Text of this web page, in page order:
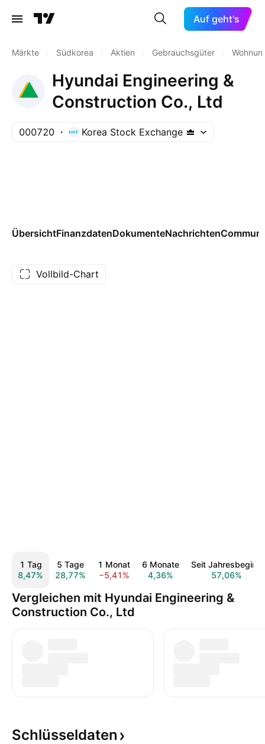
Auf geht's
Märkte Südkorea Aktien Gebrauchsgüter
Hyundai Engineering &
Construction Co., Ltd
000720 Korea Stock Exchange
ÜbersichtFinanzdatenDokumenteNachrichten
Vollbild-Chart
1 Tag
8,47%
5 Tage
28,77%
1 Monat
−5,41%
6 Monate
4,36%
Seit Jahresbeginn
57,06%
Vergleichen mit Hyundai Engineering &
Construction Co., Ltd
Schlüsseldaten